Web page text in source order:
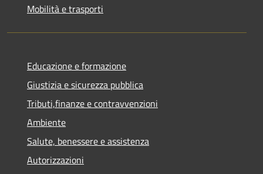
Mobilità e trasporti
Educazione e formazione
Giustizia e sicurezza pubblica
Tributi,finanze e contravvenzioni
Ambiente
Salute, benessere e assistenza
Autorizzazioni